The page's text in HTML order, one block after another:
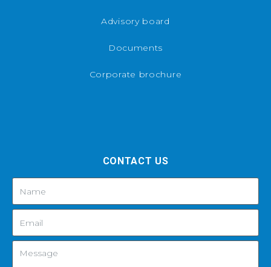
Advisory board
Documents
Corporate brochure
CONTACT US